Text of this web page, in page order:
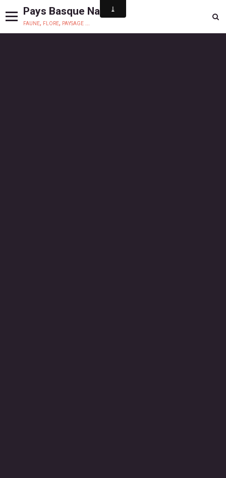
Pays Basque Nature
faune, flore, paysage ...